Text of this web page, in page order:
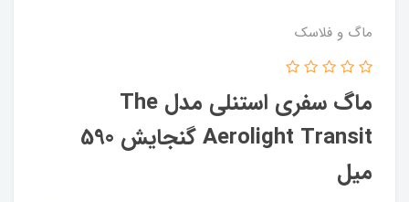
ماگ و فلاسک
ماگ سفری استنلی مدل The
Aerolight Transit گنجایش 590
میل